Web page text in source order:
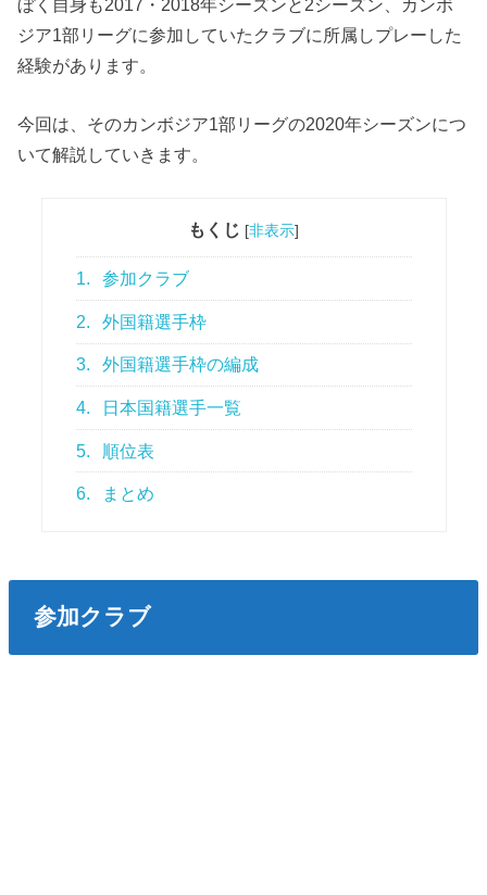
ジア1部リーグに参加していたクラブに所属しプレーした
経験があります。
今回は、そのカンボジア1部リーグの2020年シーズンにつ
いて解説していきます。
もくじ [非表示]
1. 参加クラブ
2. 外国籍選手枠
3. 外国籍選手枠の編成
4. 日本国籍選手一覧
5. 順位表
6. まとめ
参加クラブ